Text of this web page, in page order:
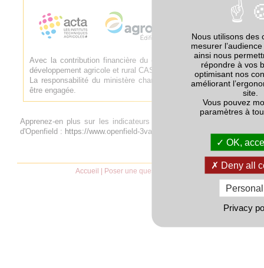
Avec la contribution financière du compte d'affectation spéciale
développement agricole et rural CASDAR.
La responsabilité du ministère chargé de l'agriculture ne saurait
être engagée.
Apprenez-en plus sur les indicateurs de biodiversité sur le site
d'Openfield : https://www.openfield-3va.com/biodiversite/
Accueil Poser une question
Nous utilisons des
mesurer
ainsi nous
répondre à vos
optimisant nos
améliorant
site.
Vous pouvez
paramètres à
OK,
Deny all
Privacy